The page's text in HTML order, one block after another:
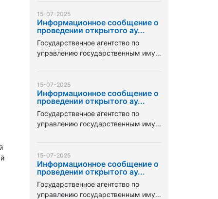
15-07-2025
Информационное сообщение о
проведении открытого ау...
Государственное агентство по
управлению государственным иму...
15-07-2025
Информационное сообщение о
проведении открытого ау...
Государственное агентство по
управлению государственным иму...
15-07-2025
Информационное сообщение о
проведении открытого ау...
Государственное агентство по
управлению государственным иму...